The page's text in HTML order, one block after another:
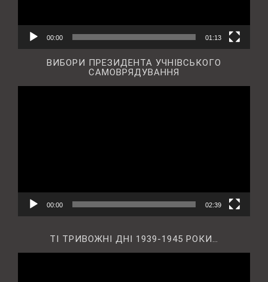
00:00 01:13
ВИБОРИ ПРЕЗИДЕНТА УЧНІВСЬКОГО
САМОВРЯДУВАННЯ
00:00 02:39
ТІ ТРИВОЖНІ ДНІ 1939-1945 РОКИ…